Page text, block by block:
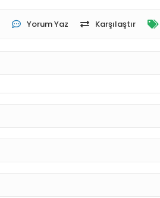
Yorum Yaz Karşılaştır